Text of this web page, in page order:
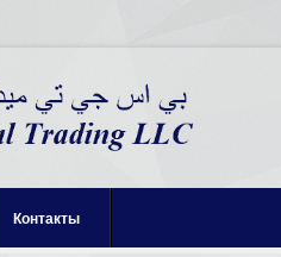
Контакты